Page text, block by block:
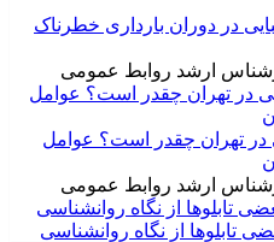
در دوران بارداری خطرناک
ارشد روابط عمومی
در تهران چقدر است؟ عوامل
در تهران چقدر است؟ عوامل
ارشد روابط عمومی
تابلوها از نگاه روانشناسی
تابلوها از نگاه روانشناسی